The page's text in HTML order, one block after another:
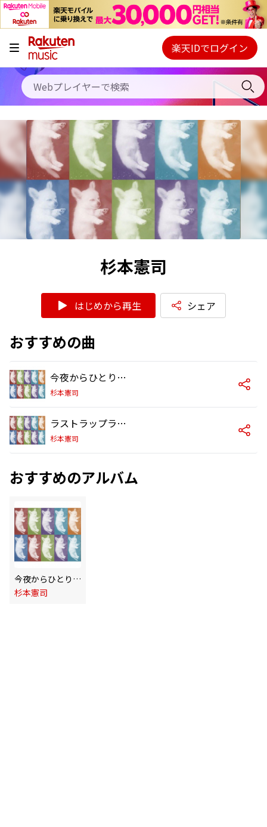
キャンペーン
料金プラン
使い方
初回30日間無料お試し
Webプレイヤー
ご契約内容の確認・変更
楽天IDでログイン
杉本憲司
はじめから再生 シェア
おすすめの曲
今夜からひとりぼっち
杉本憲司
ラストラップランナー
杉本憲司
おすすめのアルバム
今夜からひとりぼっち
杉本憲司